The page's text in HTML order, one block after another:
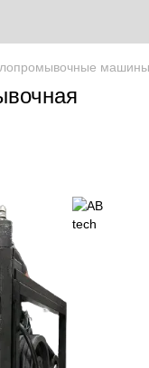
машины